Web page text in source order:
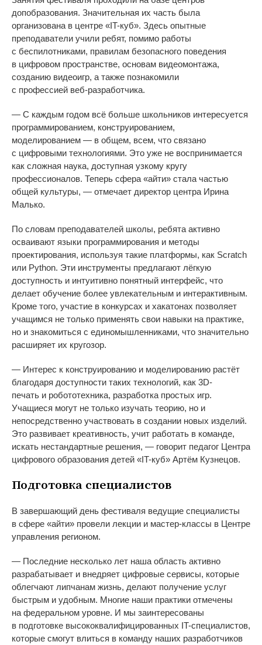
допобразования. Значительная их часть была
организована в центре «IT-куб». Здесь опытные
преподаватели учили ребят, помимо работы
с беспилотниками, правилам безопасного поведения
в цифровом пространстве, основам видеомонтажа,
созданию видеоигр, а также познакомили
с профессией веб-разработчика.
— С каждым годом всё больше школьников интересуется
программированием, конструированием,
моделированием — в общем, всем, что связано
с цифровыми технологиями. Это уже не воспринимается
как сложная наука, доступная узкому кругу
профессионалов. Теперь сфера «айти» стала частью
общей культуры, — отмечает директор центра Ирина
Малько.
По словам преподавателей школы, ребята активно
осваивают языки программирования и методы
проектирования, используя такие платформы, как Scratch
или Python. Эти инструменты предлагают лёгкую
доступность и интуитивно понятный интерфейс, что
делает обучение более увлекательным и интерактивным.
Кроме того, участие в конкурсах и хакатонах позволяет
учащимся не только применять свои навыки на практике,
но и знакомиться с единомышленниками, что значительно
расширяет их кругозор.
— Интерес к конструированию и моделированию растёт
благодаря доступности таких технологий, как 3D-
печать и робототехника, разработка простых игр.
Учащиеся могут не только изучать теорию, но и
непосредственно участвовать в создании новых изделий.
Это развивает креативность, учит работать в команде,
искать нестандартные решения, — говорит педагог Центра
цифрового образования детей «IT-куб» Артём Кузнецов.
Подготовка специалистов
В завершающий день фестиваля ведущие специалисты
в сфере «айти» провели лекции и мастер-классы в Центре
управления регионом.
— Последние несколько лет наша область активно
разрабатывает и внедряет цифровые сервисы, которые
облегчают липчанам жизнь, делают получение услуг
быстрым и удобным. Многие наши практики отмечены
на федеральном уровне. И мы заинтересованы
в подготовке высококвалифицированных IT-специалистов,
которые смогут влиться в команду наших разработчиков